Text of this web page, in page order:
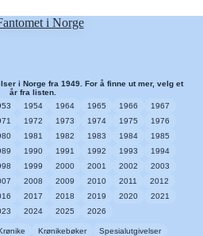
i Norge fra 1949. For å finne ut mer, velg et
år fra listen.
1954 1964 1965 1966
1967
1972 1973 1974 1975
1976
1981 1982 1983 1984
1985
1990 1991 1992 1993
1994
1999 2000 2001 2002
2003
2008 2009 2010 2011
2012
2017 2018 2019 2020
2021
2024 2025 2026
Krønikebøker Spesialutgivelser